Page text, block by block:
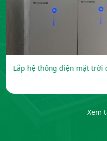
Lắp hệ thống điện mặt trời
Xem